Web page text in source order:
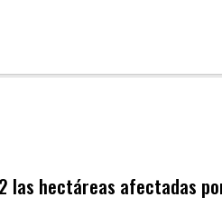
las hectáreas afectadas